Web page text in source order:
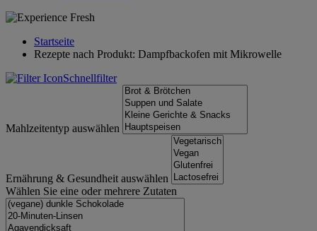
Startseite
Rezepte nach Produkt: Dampfbackofen mit Mikrowelle
Schnellfilter
Mahlzeitentyp auswählen
Ernährung & Gesundheit auswählen
Wählen Sie eine oder mehrere Zutaten